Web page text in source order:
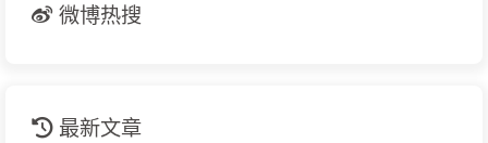
最新文章
微博热搜